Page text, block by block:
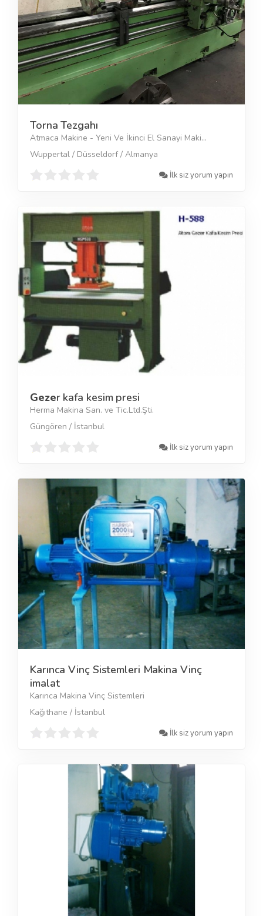
Torna Tezgahı
Atmaca Makine - Yeni Ve İkinci El Sanayi Maki...
Wuppertal / Düsseldorf / Almanya
İlk siz yorum yapın
Gezer kafa kesim presi
Herma Makina San. ve Tic.Ltd.Şti.
Güngören / İstanbul
İlk siz yorum yapın
Karınca Vinç Sistemleri Makina Vinç
imalat
Karınca Makina Vinç Sistemleri
Kağıthane / İstanbul
İlk siz yorum yapın